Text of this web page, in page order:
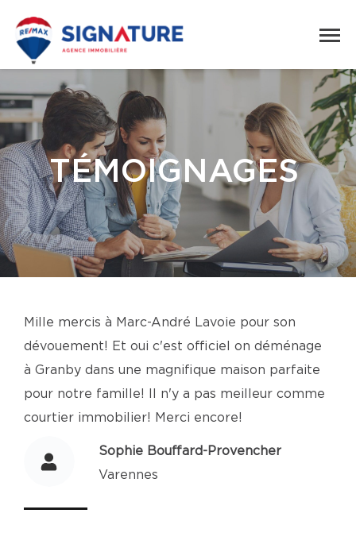
TÉMOIGNAGES
Mille mercis à Marc-André Lavoie pour son
dévouement! Et oui c'est officiel on déménage
à Granby dans une magnifique maison parfaite
pour notre famille! Il n'y a pas meilleur comme
courtier immobilier! Merci encore!
Sophie Bouffard-Provencher
Varennes